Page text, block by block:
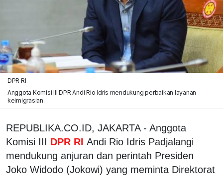
DPR RI
Anggota Komisi III DPR Andi Rio Idris mendukung perbaikan layanan
keimigrasian.
REPUBLIKA.CO.ID, JAKARTA - Anggota
Komisi III DPR RI Andi Rio Idris Padjalangi
mendukung anjuran dan perintah Presiden
Joko Widodo (Jokowi) yang meminta Direktorat